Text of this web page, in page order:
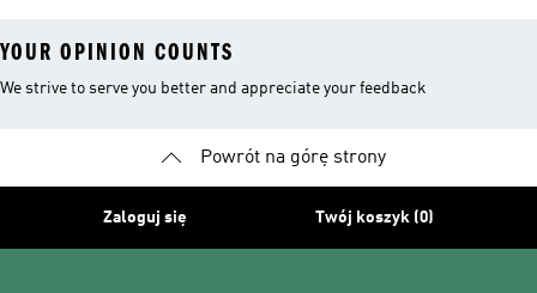
YOUR OPINION COUNTS
We strive to serve you better and appreciate your feedback
Powrót na górę strony
Zaloguj się Twój koszyk (0)